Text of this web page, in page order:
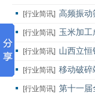
[行业简讯] 高频振动
[行业简讯] 玉米加
[行业简讯] 山西立
[行业简讯] 移动破
[行业简讯] 第十一届